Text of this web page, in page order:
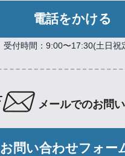
電話をかける
受付時間：9:00〜17:30(土日祝
メールでのお問
お問い合わせフォー